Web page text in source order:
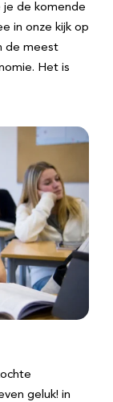
je de komende
in onze kijk op
de meest
Het is
geluk! in